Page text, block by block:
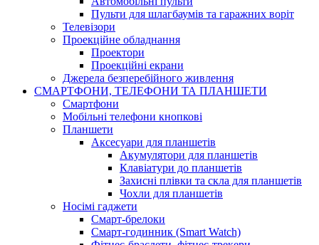
Пульти для шлагбаумів та гаражних воріт
Телевізори
Проекційне обладнання
Проектори
Проекційні екрани
Джерела безперебійного живлення
СМАРТФОНИ, ТЕЛЕФОНИ ТА ПЛАНШЕТИ
Смартфони
Мобільні телефони кнопкові
Планшети
Аксесуари для планшетів
Акумулятори для планшетів
Клавіатури до планшетів
Захисні плівки та скла для планшетів
Чохли для планшетів
Носімі гаджети
Смарт-брелоки
Смарт-годинник (Smart Watch)